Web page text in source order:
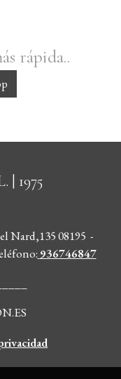
rápida..
| 1975
Nard,135 08195 -
: 936746847